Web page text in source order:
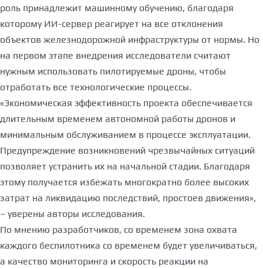
роль принадлежит машинному обучению, благодаря
которому ИИ-сервер реагирует на все отклонения
объектов железнодорожной инфраструктуры от нормы. Но
на первом этапе внедрения исследователи считают
нужным использовать пилотируемые дроны, чтобы
отработать все технологические процессы.
«Экономическая эффективность проекта обеспечивается
длительным временем автономной работы дронов и
минимальным обслуживанием в процессе эксплуатации.
Предупреждение возникновений чрезвычайных ситуаций
позволяет устранить их на начальной стадии. Благодаря
этому получается избежать многократно более высоких
затрат на ликвидацию последствий, простоев движения»,
– уверены авторы исследования.
По мнению разработчиков, со временем зона охвата
каждого беспилотника со временем будет увеличиваться,
а качество мониторинга и скорость реакции на